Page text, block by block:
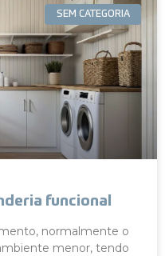
SEM CATEGORIA
funcional
normalmente o
menor, tendo